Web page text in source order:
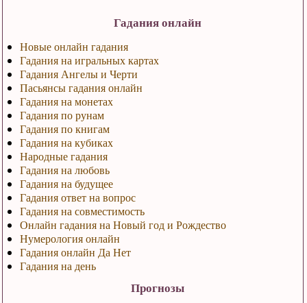
Гадания онлайн
Новые онлайн гадания
Гадания на игральных картах
Гадания Ангелы и Черти
Пасьянсы гадания онлайн
Гадания на монетах
Гадания по рунам
Гадания по книгам
Гадания на кубиках
Народные гадания
Гадания на любовь
Гадания на будущее
Гадания ответ на вопрос
Гадания на совместимость
Онлайн гадания на Новый год и Рождество
Нумерология онлайн
Гадания онлайн Да Нет
Гадания на день
Прогнозы